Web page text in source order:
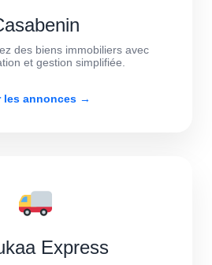
des biens immobiliers avec
et gestion simplifiée.
les annonces →
Express